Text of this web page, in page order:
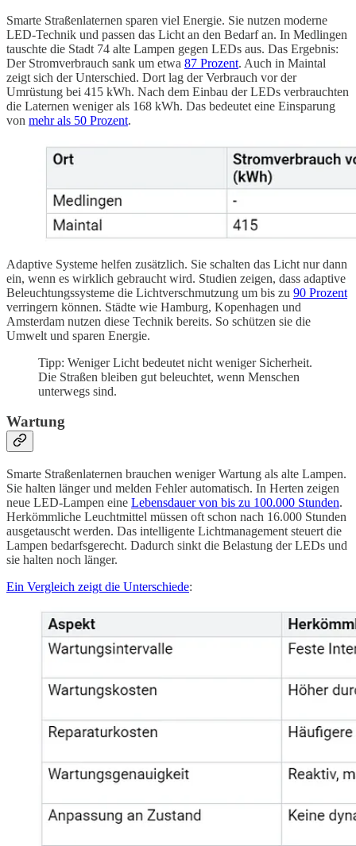
Smarte Straßenlaternen sparen viel Energie. Sie nutzen moderne
LED-Technik und passen das Licht an den Bedarf an. In Medlingen
tauschte die Stadt 74 alte Lampen gegen LEDs aus. Das Ergebnis:
Der Stromverbrauch sank um etwa 87 Prozent. Auch in Maintal
zeigt sich der Unterschied. Dort lag der Verbrauch vor der
Umrüstung bei 415 kWh. Nach dem Einbau der LEDs verbrauchten
die Laternen weniger als 168 kWh. Das bedeutet eine Einsparung
von mehr als 50 Prozent.
Adaptive Systeme helfen zusätzlich. Sie schalten das Licht nur dann
ein, wenn es wirklich gebraucht wird. Studien zeigen, dass adaptive
Beleuchtungssysteme die Lichtverschmutzung um bis zu 90 Prozent
verringern können. Städte wie Hamburg, Kopenhagen und
Amsterdam nutzen diese Technik bereits. So schützen sie die
Umwelt und sparen Energie.
Tipp: Weniger Licht bedeutet nicht weniger Sicherheit.
Die Straßen bleiben gut beleuchtet, wenn Menschen
unterwegs sind.
Wartung
Smarte Straßenlaternen brauchen weniger Wartung als alte Lampen.
Sie halten länger und melden Fehler automatisch. In Herten zeigen
neue LED-Lampen eine Lebensdauer von bis zu 100.000 Stunden.
Herkömmliche Leuchtmittel müssen oft schon nach 16.000 Stunden
ausgetauscht werden. Das intelligente Lichtmanagement steuert die
Lampen bedarfsgerecht. Dadurch sinkt die Belastung der LEDs und
sie halten noch länger.
Ein Vergleich zeigt die Unterschiede: